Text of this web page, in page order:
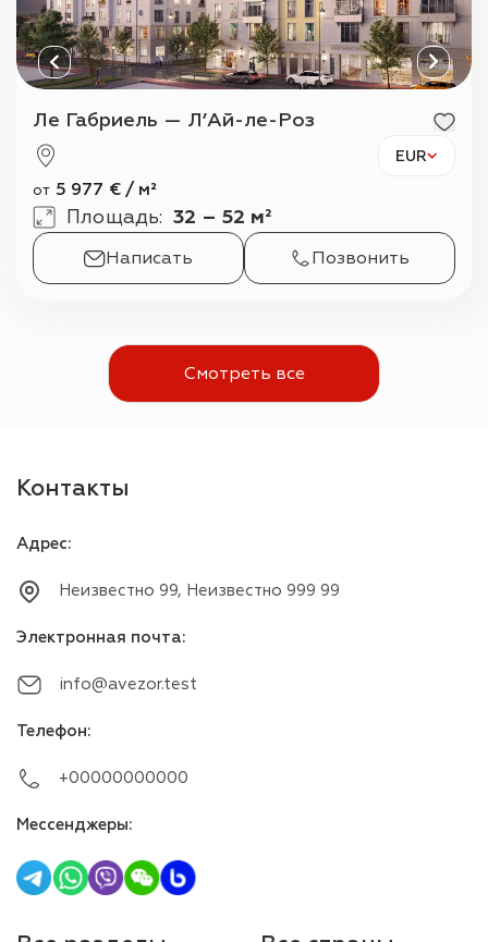
Ле Габриель — Л’Ай-ле-Роз
EUR
от 5 977 € / м²
Площадь: 32 – 52 м²
Написать Позвонить
Смотреть все
Контакты
Адрес:
Неизвестно 99, Неизвестно 999 99
Электронная почта:
info@avezor.test
Телефон:
+00000000000
Мессенджеры: